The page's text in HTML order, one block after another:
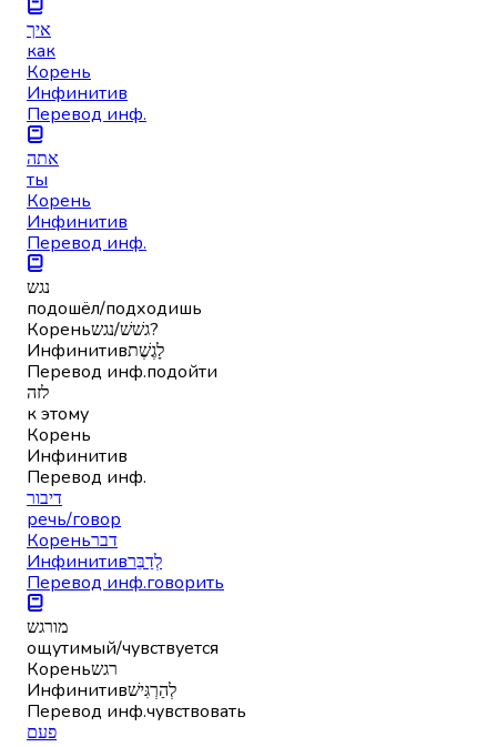
איך
как
Корень
Инфинитив
Перевод инф.
אתה
ты
Корень
Инфинитив
Перевод инф.
נגש
подошёл/подходишь
Корень
גשׁשׁ/נגש?
Инфинитивלָגֶשֶׁת
Перевод инф.подойти
לזה
к этому
Корень
Инфинитив
Перевод инф.
דיבור
речь/говор
Кореньדבר
Инфинитивלְדַבֵּר
Перевод инф.говорить
מורגש
ощутимый/чувствуется
Кореньרגש
Инфинитивלְהַרְגִּישׁ
Перевод инф.чувствовать
פעם